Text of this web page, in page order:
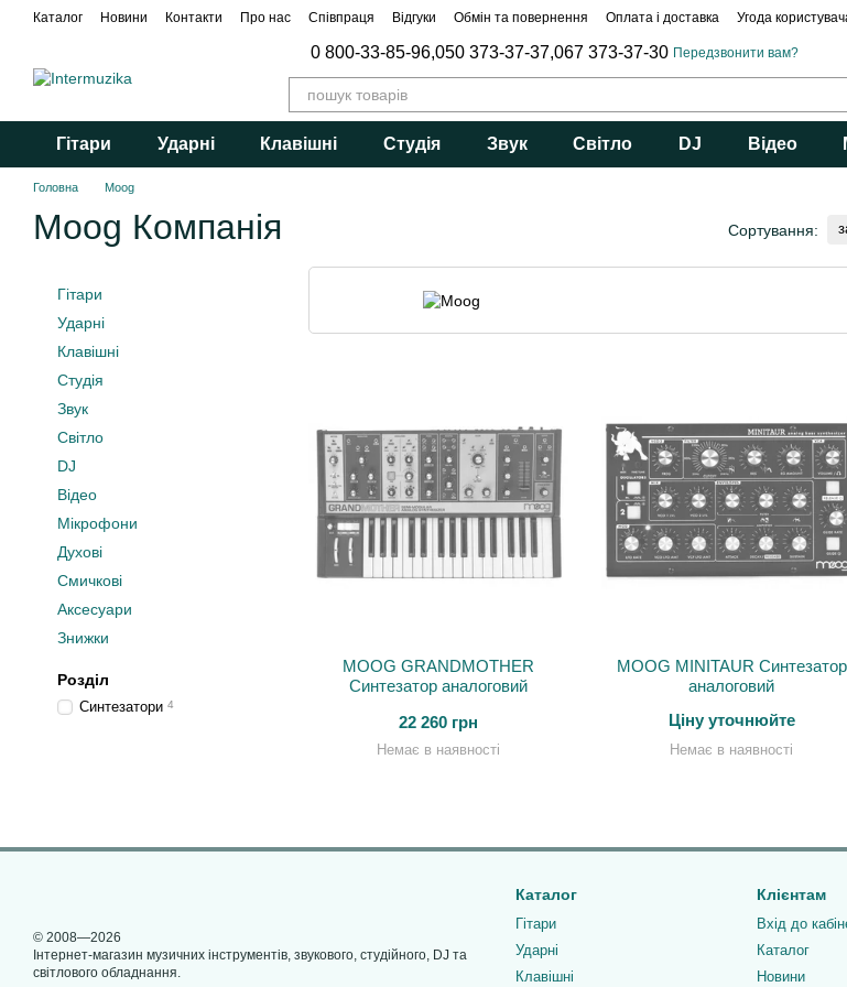
Перейти до основного контенту
Каталог Новини Контакти Про нас Співпраця Відгуки Обмін та повернення Оплата і доставка Угода
0 800-33-85-96,050 373-37-37,067 373-37-30 Передзвонити вам?
Гітари Ударні Клавішні Студія Звук Світло DJ Відео
Головна Moog
Moog Компанія Сортування:
MOOG GRANDMOTHER
Синтезатор аналоговий
22 260 грн
Немає в наявності
MOOG MINITAUR Синтезатор
аналоговий
Ціну уточнюйте
Немає в наявності
Гітари
Ударні
Клавішні
Студія
Звук
Світло
DJ
Відео
Мікрофони
Духові
Смичкові
Аксесуари
Знижки
Розділ
Синтезатори 4
© 2008—2026
Інтернет-магазин музичних інструментів, звукового, студійного, DJ та
світлового обладнання.
Каталог
Гітари
Ударні
Клавішні
Клієнтам
Вхід до
Каталог
Новини